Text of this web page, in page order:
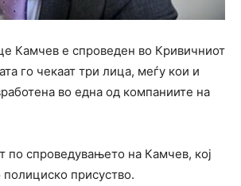
Камчев е спроведен во Кривичниот
го чекаат три лица, меѓу кои и
во една од компаниите на
по спроведувањето на Камчев, кој
присуство.